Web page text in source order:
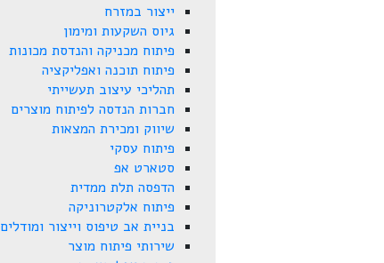
ייצור במזרח
גיוס השקעות ומימון
פיתוח מכניקה והנדסת מכונות
פיתוח תוכנה ואפליקציה
תהליכי עיצוב תעשייתי
חברות הנדסה לפיתוח מוצרים
שיווק ומכירת המצאות
פיתוח עסקי
סטארט אפ
הדפסה תלת ממדית
פיתוח אלקטרוניקה
בניית אב טיפוס וייצור ומודלים
שירותי פיתוח מוצר